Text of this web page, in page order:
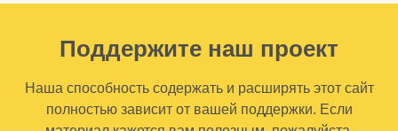
Поддержите наш проект
Наша способность содержать и расширять этот сайт
полностью зависит от вашей поддержки. Если